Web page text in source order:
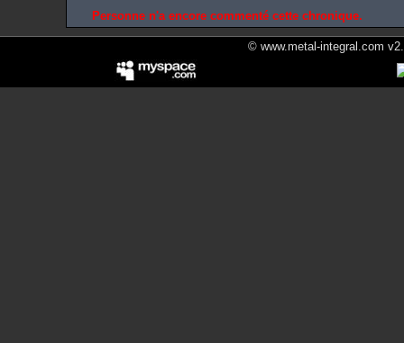
Personne n'a encore commenté cette chronique.
© www.metal-integral.com